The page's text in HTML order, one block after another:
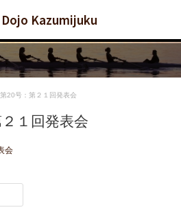
Kazumijuku
20号：第２１回発表会
１回発表会
会